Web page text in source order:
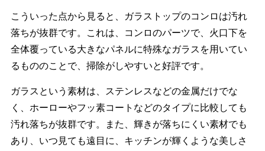
こういった点から見ると、ガラストップのコンロは汚れ
落ちが抜群です。これは、コンロのパーツで、火口下を
全体覆っている大きなパネルに特殊なガラスを用いてい
るもののことで、掃除がしやすいと好評です。
ガラスという素材は、ステンレスなどの金属だけでな
く、ホーローやフッ素コートなどのタイプに比較しても
汚れ落ちが抜群です。また、輝きが落ちにくい素材でも
あり、いつ見ても遠目に、キッチンが輝くような美しさ